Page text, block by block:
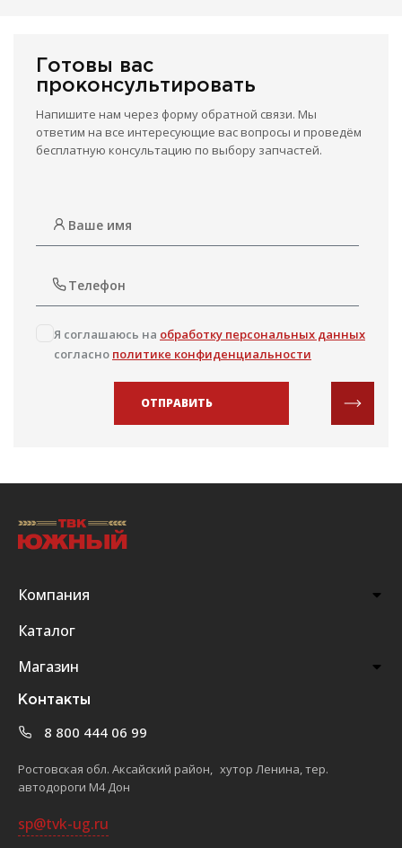
Готовы вас
проконсультировать
Напишите нам через форму обратной связи. Мы
ответим на все интересующие вас вопросы и проведём
бесплатную консультацию по выбору запчастей.
Я соглашаюсь на обработку персональных данных
согласно политике конфиденциальности
ОТПРАВИТЬ
Компания
Каталог
Магазин
Контакты
8 800 444 06 99
Ростовская обл. Аксайский район, хутор Ленина, тер.
автодороги М4 Дон
sp@tvk-ug.ru